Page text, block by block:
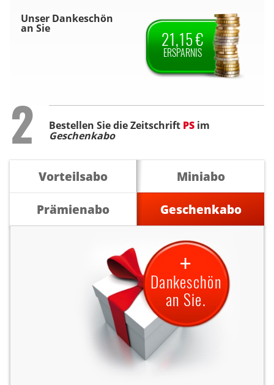
Unser Dankeschön
an Sie 21,15 €
ERSPARNIS
Step
2 Bestellen Sie die Zeitschrift PS im
Geschenkabo
Vorteilsabo
Miniabo
Prämienabo
Geschenkabo
+
Dankeschön
an Sie.